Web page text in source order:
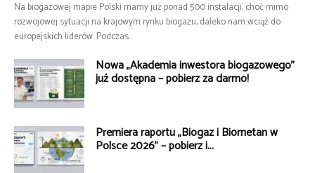
Na biogazowej mapie Polski mamy już ponad 500 instalacji, choć mimo
rozwojowej sytuacji na krajowym rynku biogazu, daleko nam wciąż do
europejskich liderów. Podczas...
Nowa „Akademia inwestora biogazowego”
już dostępna – pobierz za darmo!
Premiera raportu „Biogaz i Biometan w
Polsce 2026” – pobierz i...